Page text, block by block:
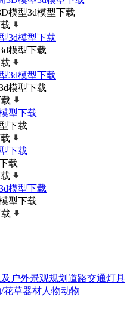
模型3d模型下载
模型下载
模型下载
下载
载
型下载
户外景观规划 道路交通灯具
花草器材人物动物